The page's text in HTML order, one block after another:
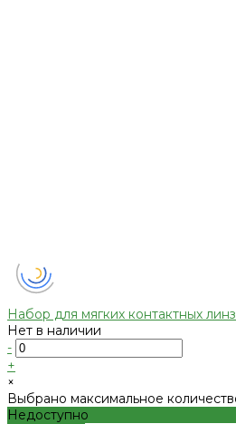
Набор для мягких контактных
Нет в наличии
-
+
×
Выбрано максимальное
Недоступно